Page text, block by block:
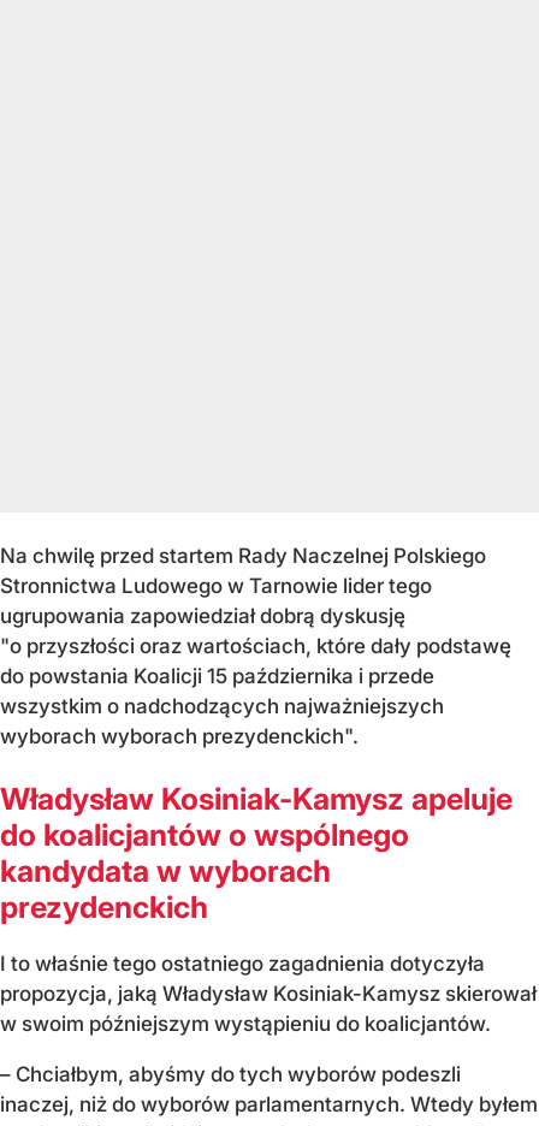
Na chwilę przed startem Rady Naczelnej Polskiego
Stronnictwa Ludowego w Tarnowie lider tego
ugrupowania zapowiedział dobrą dyskusję
"o przyszłości oraz wartościach, które dały podstawę
do powstania Koalicji 15 października i przede
wszystkim o nadchodzących najważniejszych
wyborach wyborach prezydenckich".
Władysław Kosiniak-Kamysz apeluje
do koalicjantów o wspólnego
kandydata w wyborach
prezydenckich
I to właśnie tego ostatniego zagadnienia dotyczyła
propozycja, jaką Władysław Kosiniak-Kamysz skierował
w swoim późniejszym wystąpieniu do koalicjantów.
– Chciałbym, abyśmy do tych wyborów podeszli
inaczej, niż do wyborów parlamentarnych. Wtedy byłem